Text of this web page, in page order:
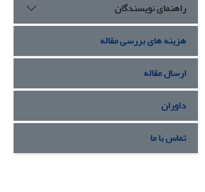
راهنمای نویسندگان
هزینه های بررسی مقاله
ارسال مقاله
داوران
تماس با ما